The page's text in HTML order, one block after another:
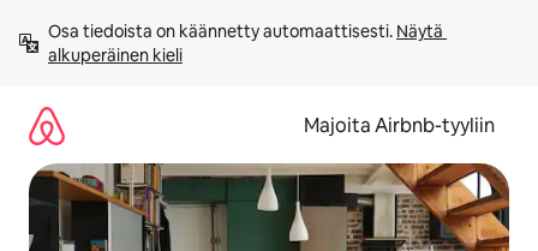
sisältö
väliin
Osa tiedoista on käännetty automaattisesti. Näytä
alkuperäinen kieli
Majoita Airbnb-tyyliin